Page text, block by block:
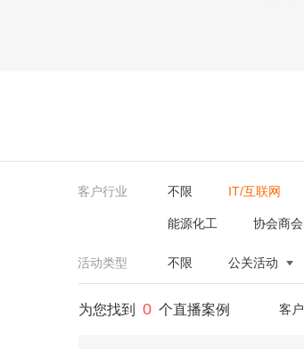
客户行业 不限 IT/互联网
能源化工 协会商会
活动类型 不限 公关活动
为您找到 0 个直播案例 客